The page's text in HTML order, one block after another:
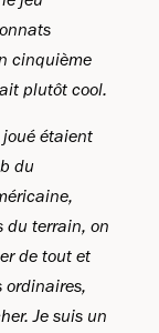
cinquième
plutôt cool.
joué étaient
du
du terrain, on
de tout et
ordinaires,
Je suis un